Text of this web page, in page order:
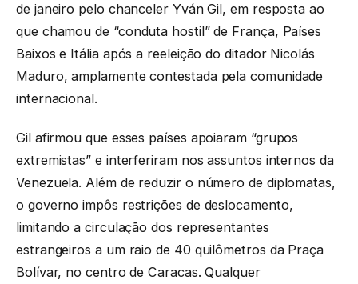
de janeiro pelo chanceler Yván Gil, em resposta ao
que chamou de “conduta hostil” de França, Países
Baixos e Itália após a reeleição do ditador Nicolás
Maduro, amplamente contestada pela comunidade
internacional.
Gil afirmou que esses países apoiaram “grupos
extremistas” e interferiram nos assuntos internos da
Venezuela. Além de reduzir o número de diplomatas,
o governo impôs restrições de deslocamento,
limitando a circulação dos representantes
estrangeiros a um raio de 40 quilômetros da Praça
Bolívar, no centro de Caracas. Qualquer